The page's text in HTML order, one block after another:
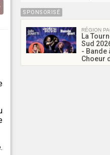
SPONSORISÉ
RÉGION
La
Sud
- Bande
Choeur